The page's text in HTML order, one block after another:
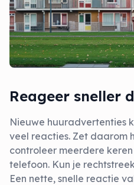
Reageer sneller
Nieuwe huuradvertenties
veel reacties. Zet daarom
controleer meerdere
telefoon. Kun je
Een nette, snelle reactie